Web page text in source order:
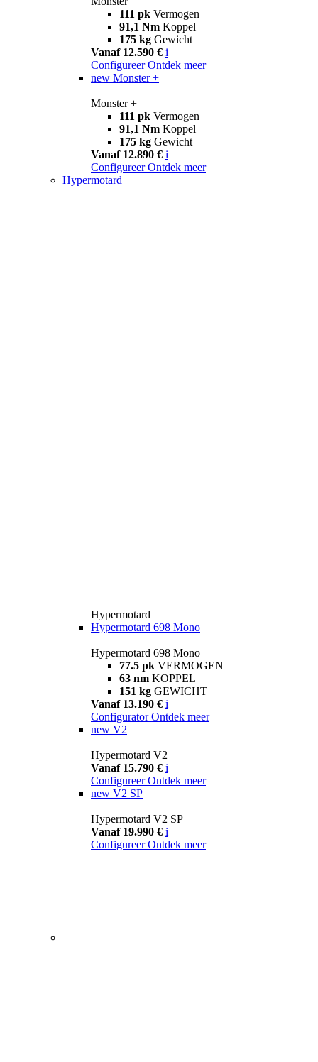
111 pk Vermogen
91,1 Nm Koppel
175 kg Gewicht
Vanaf 12.590 € i
Configureer Ontdek meer
new Monster +
Monster +
111 pk Vermogen
91,1 Nm Koppel
175 kg Gewicht
Vanaf 12.890 € i
Configureer Ontdek meer
Hypermotard
Hypermotard
Hypermotard 698 Mono
Hypermotard 698 Mono
77.5 pk VERMOGEN
63 nm KOPPEL
151 kg GEWICHT
Vanaf 13.190 € i
Configurator Ontdek meer
new V2
Hypermotard V2
Vanaf 15.790 € i
Configureer Ontdek meer
new V2 SP
Hypermotard V2 SP
Vanaf 19.990 € i
Configureer Ontdek meer